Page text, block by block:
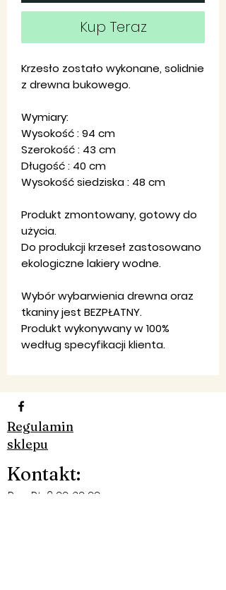
Kup Teraz
Krzesło zostało wykonane, solidnie
z drewna bukowego.
Wymiary:
Wysokość : 94 cm
Szerokość : 43 cm
Długość : 40 cm
Wysokość siedziska : 48 cm
Produkt zmontowany, gotowy do
użycia.
Do produkcji krzeseł zastosowano
ekologiczne lakiery wodne.
Wybór wybarwienia drewna oraz
tkaniny jest BEZPŁATNY.
Produkt wykonywany w 100%
według specyfikacji klienta.
Regulamin
sklepu
Kontakt:
Pon-Pt: 8:00-20:00